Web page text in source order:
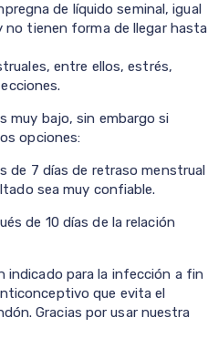
de líquido seminal, igual
no tienen forma de llegar hasta
entre ellos, estrés,
muy bajo, sin embargo si
opciones:
de 7 días de retraso menstrual
sea muy confiable.
de 10 días de la relación
indicado para la infección a fin
que evita el
Gracias por usar nuestra